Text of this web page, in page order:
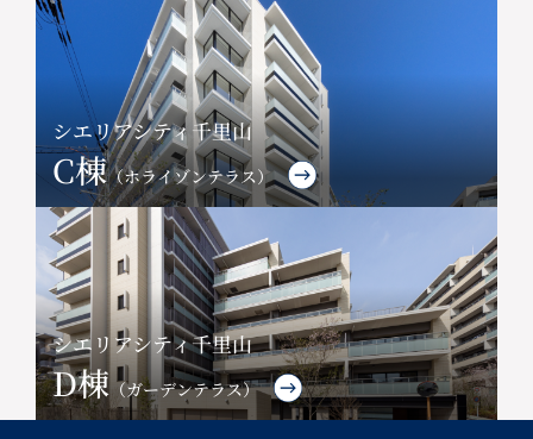
シエリアシティ千里山
C棟（ホライゾンテラス）
シエリアシティ千里山
D棟（ガーデンテラス）